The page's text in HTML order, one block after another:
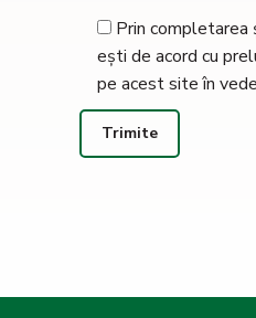
Prin completarea
ești de acord cu
pe acest site în